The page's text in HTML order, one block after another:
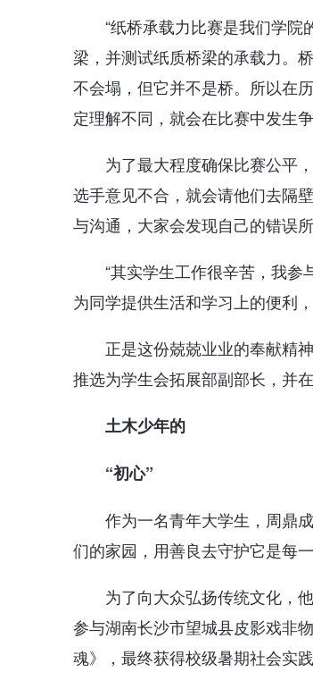
“纸桥承载力比赛是我们学
梁，并测试纸质桥梁的承载力。
不会塌，但它并不是桥。所以在
定理解不同，就会在比赛中发生争
为了最大程度确保比赛公平
选手意见不合，就会请他们去隔
与沟通，大家会发现自己的错误
“其实学生工作很辛苦，我
为同学提供生活和学习上的便利
正是这份兢兢业业的奉献精
推选为学生会拓展部副部长，并
土木少年的
“初心”
作为一名青年大学生，周鼎
们的家园，用善良去守护它是每
为了向大众弘扬传统文化，
参与湖南长沙市望城县皮影戏非
魂》，最终获得校级暑期社会实